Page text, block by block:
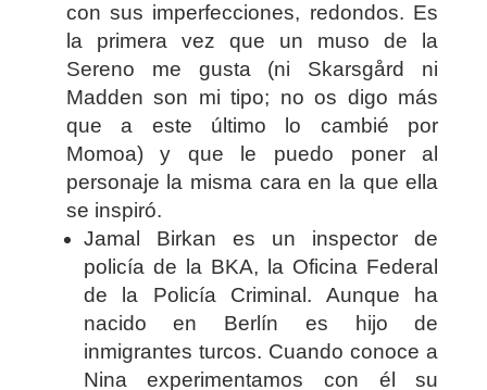
con sus imperfecciones, redondos. Es
la primera vez que un muso de la
Sereno me gusta (ni Skarsgård ni
Madden son mi tipo; no os digo más
que a este último lo cambié por
Momoa) y que le puedo poner al
personaje la misma cara en la que ella
se inspiró.
Jamal Birkan es un inspector de
policía de la BKA, la Oficina Federal
de la Policía Criminal. Aunque ha
nacido en Berlín es hijo de
inmigrantes turcos. Cuando conoce a
Nina experimentamos con él su